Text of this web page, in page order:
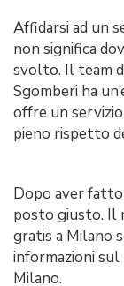
Affidarsi ad un
non significa
svolto. Il team
Sgomberi ha
offre un
pieno rispetto
Dopo aver fatto
posto giusto. Il
gratis a Milano
informazioni
Milano.